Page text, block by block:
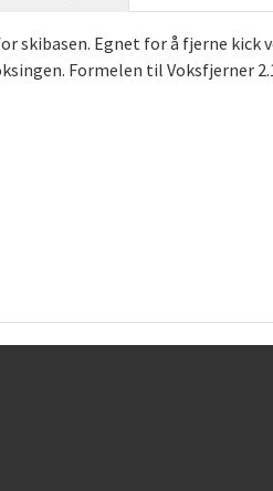
skibasen. Egnet for å fjerne
Formelen til